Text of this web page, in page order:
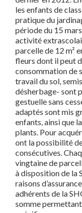
les enfants de
pratique du
période du 15
activité
parcelle de 12 m²
fleurs dont il peut
consommation de
travail du sol,
désherbage- sont
gestuelle sans
adaptés sont mis
enfants, ainsi que
plants. Pour
ont la possibilité
consécutives.
vingtaine de
à disposition de la
raisons
adhérents de la
somme